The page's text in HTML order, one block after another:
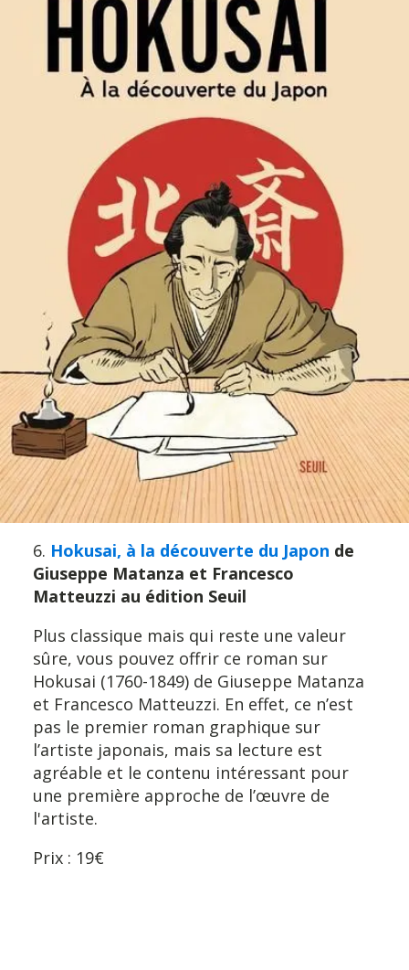
6. Hokusai, à la découverte du Japon de
Giuseppe Matanza et Francesco
Matteuzzi au édition Seuil
Plus classique mais qui reste une valeur
sûre, vous pouvez offrir ce roman sur
Hokusai (1760-1849) de Giuseppe Matanza
et Francesco Matteuzzi. En effet, ce n’est
pas le premier roman graphique sur
l’artiste japonais, mais sa lecture est
agréable et le contenu intéressant pour
une première approche de l’œuvre de
l'artiste.
Prix : 19€